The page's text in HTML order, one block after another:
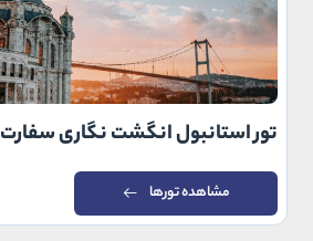
تور استانبول انگشت نگاری سفارت
مشاهده تورها